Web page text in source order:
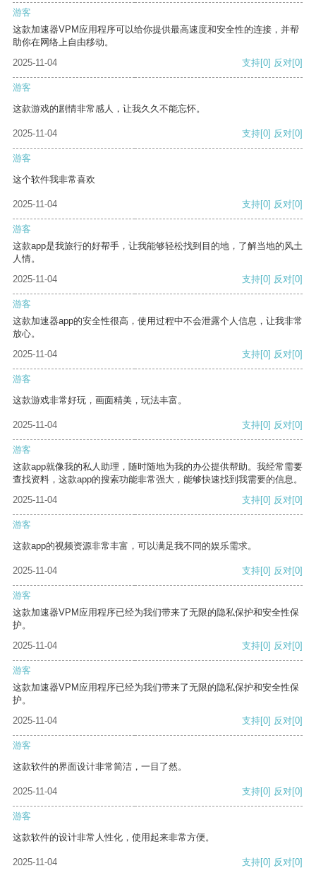
游客
这款加速器VPM应用程序可以给你提供最高速度和安全性的连接，并帮
助你在网络上自由移动。
2025-11-04
支持[0] 反对[0]
游客
这款游戏的剧情非常感人，让我久久不能忘怀。
2025-11-04 支持[0] 反对[0]
游客
这个软件我非常喜欢
2025-11-04 支持[0] 反对[0]
游客
这款app是我旅行的好帮手，让我能够轻松找到目的地，了解当地的风土
人情。
2025-11-04
支持[0] 反对[0]
游客
这款加速器app的安全性很高，使用过程中不会泄露个人信息，让我非常
放心。
2025-11-04
支持[0] 反对[0]
游客
这款游戏非常好玩，画面精美，玩法丰富。
2025-11-04 支持[0] 反对[0]
游客
这款app就像我的私人助理，随时随地为我的办公提供帮助。我经常需要
查找资料，这款app的搜索功能非常强大，能够快速找到我需要的信息。
2025-11-04
支持[0] 反对[0]
游客
这款app的视频资源非常丰富，可以满足我不同的娱乐需求。
2025-11-04 支持[0] 反对[0]
游客
这款加速器VPM应用程序已经为我们带来了无限的隐私保护和安全性保
护。
2025-11-04
支持[0] 反对[0]
游客
这款加速器VPM应用程序已经为我们带来了无限的隐私保护和安全性保
护。
2025-11-04
支持[0] 反对[0]
游客
这款软件的界面设计非常简洁，一目了然。
2025-11-04 支持[0] 反对[0]
游客
这款软件的设计非常人性化，使用起来非常方便。
2025-11-04 支持[0] 反对[0]